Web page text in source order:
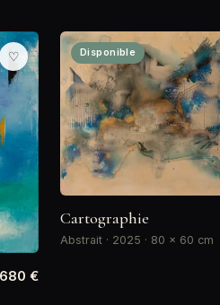
♡
680 €
Disponible
Cartographie
Abstrait · 2025 · 80 × 60 cm